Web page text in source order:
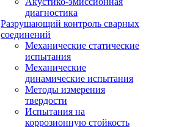
диагностика
Разрушающий контроль сварных
соединений
Механические статические
испытания
Механические
динамические испытания
Методы измерения
твердости
Испытания на
коррозионную стойкость